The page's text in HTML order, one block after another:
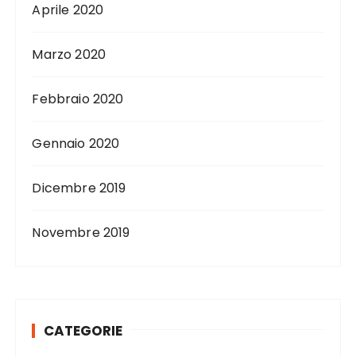
Aprile 2020
Marzo 2020
Febbraio 2020
Gennaio 2020
Dicembre 2019
Novembre 2019
CATEGORIE